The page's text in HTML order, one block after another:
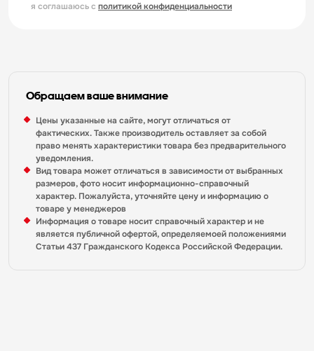
я соглашаюсь с политикой конфиденциальности
Обращаем ваше внимание
Цены указанные на сайте, могут отличаться от
фактических. Также производитель оставляет за собой
право менять характеристики товара без предварительного
уведомления.
Вид товара может отличаться в зависимости от выбранных
размеров, фото носит информационно-справочный
характер. Пожалуйста, уточняйте цену и информацию о
товаре у менеджеров
Информация о товаре носит справочный характер и не
является публичной офертой, определяемоей положениями
Статьи 437 Гражданского Кодекса Российской Федерации.